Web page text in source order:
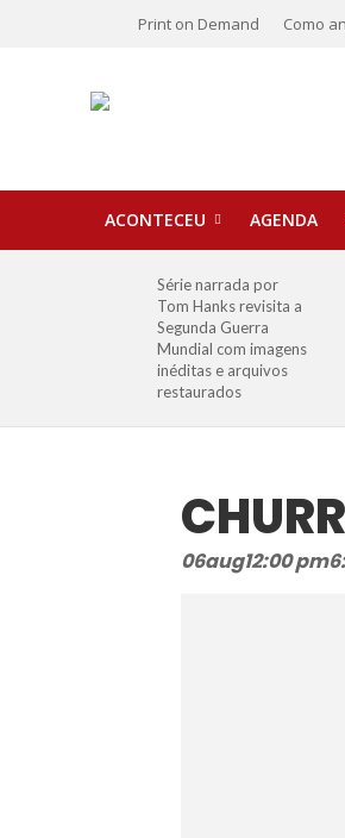
Print on Demand Como
ACONTECEU AGENDA
Série narrada por
Tom Hanks revisita a
Segunda Guerra
Mundial com imagens
inéditas e arquivos
restaurados
06aug12:00 pm